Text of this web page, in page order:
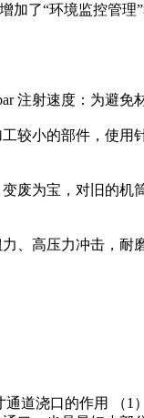
加了“环境监控管理
注射速度：为避免
较小的部件，使
废为宝，对旧的
、高压力冲击，
道浇口的作用 （